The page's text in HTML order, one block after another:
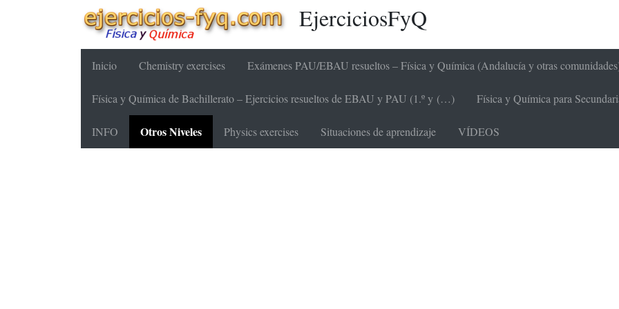
EjerciciosFyQ
Inicio Chemistry exercises Exámenes PAU/EBAU resueltos – Física y Química (Andalucía y otras
Física y Química de Bachillerato – Ejercicios resueltos de EBAU y PAU (1.º y (…) Física y Química para
INFO Otros Niveles Physics exercises Situaciones de aprendizaje VÍDEOS